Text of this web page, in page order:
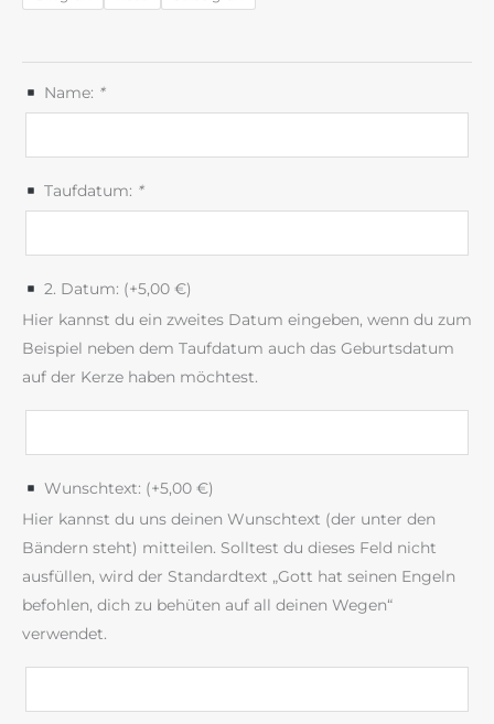
Name: *
Taufdatum: *
2. Datum: (+5,00 €)
Hier kannst du ein zweites Datum eingeben, wenn du zum
Beispiel neben dem Taufdatum auch das Geburtsdatum
auf der Kerze haben möchtest.
Wunschtext: (+5,00 €)
Hier kannst du uns deinen Wunschtext (der unter den
Bändern steht) mitteilen. Solltest du dieses Feld nicht
ausfüllen, wird der Standardtext „Gott hat seinen Engeln
befohlen, dich zu behüten auf all deinen Wegen“
verwendet.